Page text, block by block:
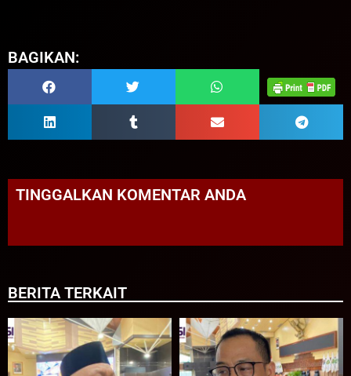
BAGIKAN:
TINGGALKAN KOMENTAR ANDA
BERITA TERKAIT